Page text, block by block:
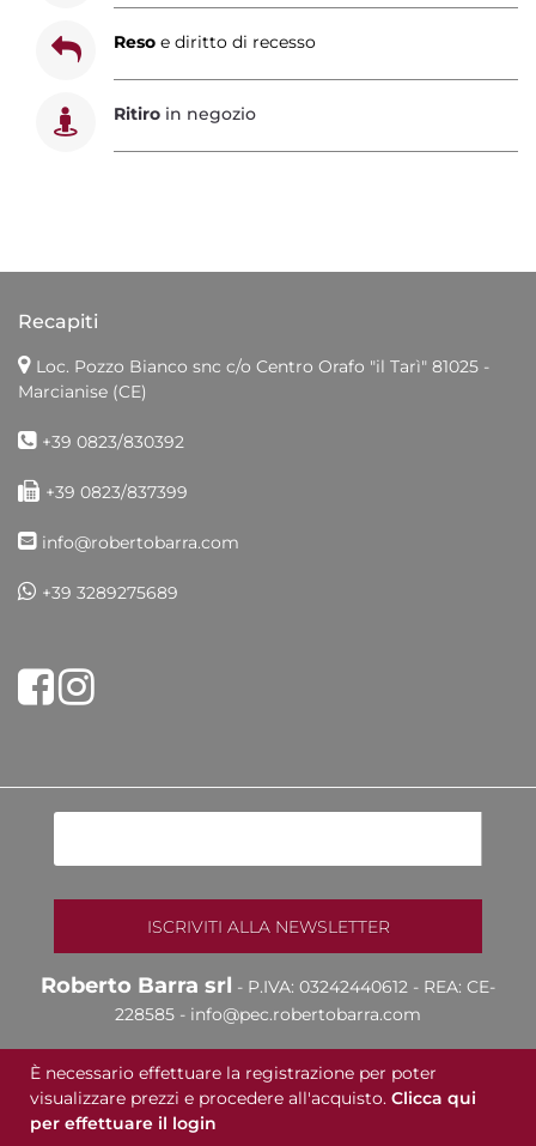
È necessario effettuare la registrazione per poter
visualizzare prezzi e procedere all'acquisto. Clicca qui
per effettuare il login
Reso e diritto di recesso
Ritiro in negozio
Recapiti
Loc. Pozzo Bianco snc c/o Centro Orafo "il Tarì" 81025 -
Marcianise (CE)
+39 0823/830392
+39 0823/837399
info@robertobarra.com
+39 3289275689
Share on Facebook
Tweet
Roberto Barra srl - P.IVA: 03242440612 - REA: CE-
228585 - info@pec.robertobarra.com
Powered & Designed by